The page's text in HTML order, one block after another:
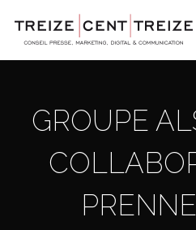
GROUPE